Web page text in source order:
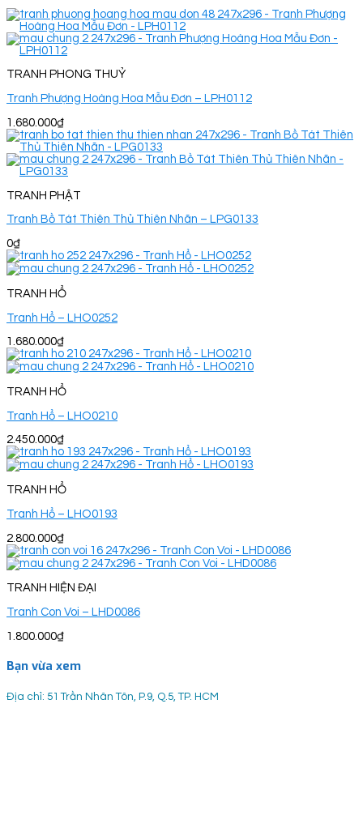
TRANH PHONG THUỶ
Tranh Phượng Hoàng Hoa Mẫu Đơn – LPH0112
1.680.000₫
TRANH PHẬT
Tranh Bồ Tát Thiên Thủ Thiên Nhãn – LPG0133
0₫
TRANH HỔ
Tranh Hổ – LHO0252
1.680.000₫
TRANH HỔ
Tranh Hổ – LHO0210
2.450.000₫
TRANH HỔ
Tranh Hổ – LHO0193
2.800.000₫
TRANH HIỆN ĐẠI
Tranh Con Voi – LHD0086
1.800.000₫
Bạn vừa xem
Địa chỉ: 51 Trần Nhân Tôn, P.9, Q.5, TP. HCM